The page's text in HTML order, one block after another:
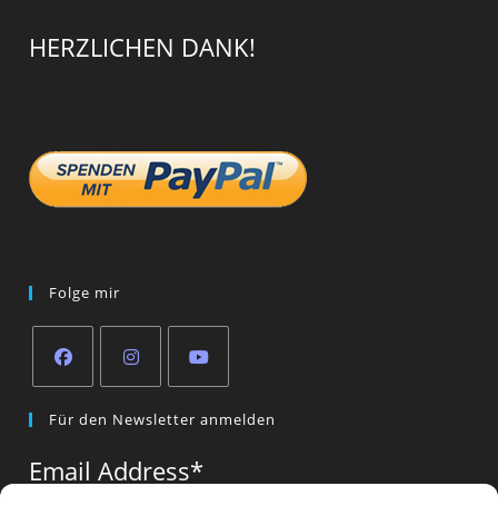
HERZLICHEN DANK!
Folge mir
in
new
in
new
in
new
Für den Newsletter anmelden
Email Address*